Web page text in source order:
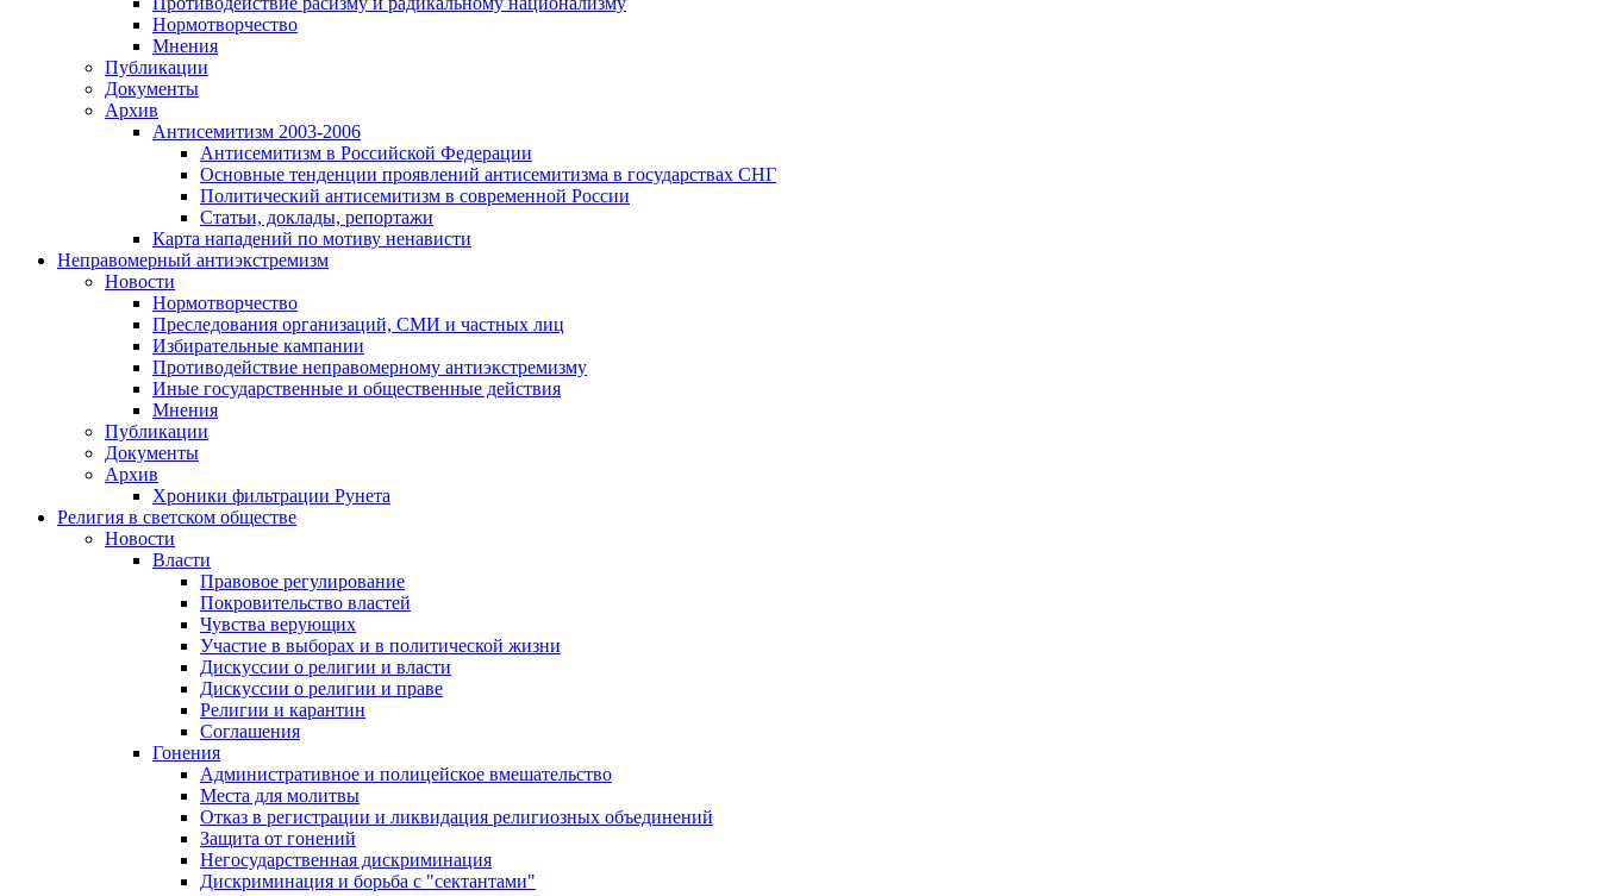
Нормотворчество
Мнения
Публикации
Документы
Архив
Антисемитизм 2003-2006
Антисемитизм в Российской Федерации
Основные тенденции проявлений антисемитизма в государствах СНГ
Политический антисемитизм в современной России
Статьи, доклады, репортажи
Карта нападений по мотиву ненависти
Неправомерный антиэкстремизм
Новости
Нормотворчество
Преследования организаций, СМИ и частных лиц
Избирательные кампании
Противодействие неправомерному антиэкстремизму
Иные государственные и общественные действия
Мнения
Публикации
Документы
Архив
Хроники фильтрации Рунета
Религия в светском обществе
Новости
Власти
Правовое регулирование
Покровительство властей
Чувства верующих
Участие в выборах и в политической жизни
Дискуссии о религии и власти
Дискуссии о религии и праве
Религии и карантин
Соглашения
Гонения
Административное и полицейское вмешательство
Места для молитвы
Отказ в регистрации и ликвидация религиозных объединений
Защита от гонений
Негосударственная дискриминация
Дискриминация и борьба с "сектантами"